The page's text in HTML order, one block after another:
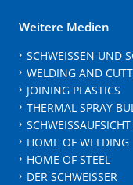
Weitere Medien
SCHWEISSEN UND
WELDING AND
JOINING PLASTICS
THERMAL SPRAY
SCHWEISSAUFSICHT
HOME OF WELDING
HOME OF STEEL
DER SCHWEISSER